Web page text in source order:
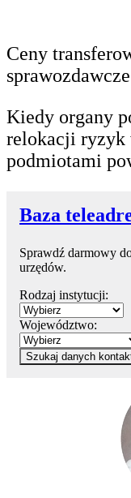
Ceny
sprawozdawcze
Kiedy organy
relokacji ryzyk
podmiotami
Baza
Sprawdź darmowy
urzędów.
Rodzaj instytucji:
Województwo:
Szukaj danych